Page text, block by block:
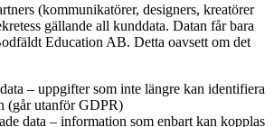
(kommunikatörer, designers, kreatörer
gällande all kunddata. Datan får bara
Education AB. Detta oavsett om det
– uppgifter som inte längre kan identifiera
(går utanför GDPR)
data – information som enbart kan kopplas